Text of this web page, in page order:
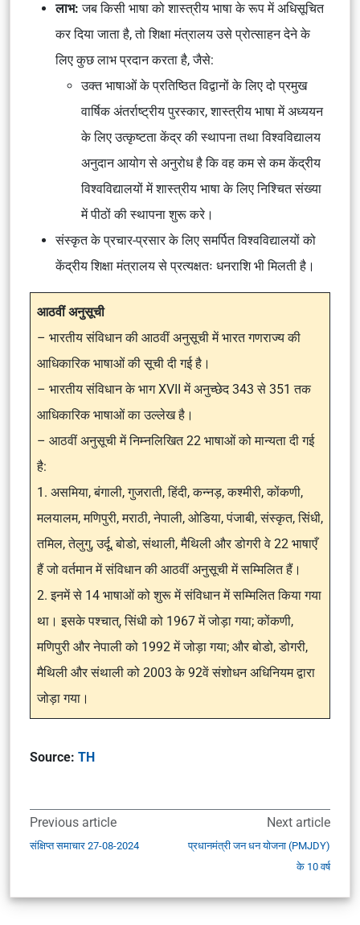
लाभ: जब किसी भाषा को शास्त्रीय भाषा के रूप में अधिसूचित
कर दिया जाता है, तो शिक्षा मंत्रालय उसे प्रोत्साहन देने के
लिए कुछ लाभ प्रदान करता है, जैसे:
उक्त भाषाओं के प्रतिष्ठित विद्वानों के लिए दो प्रमुख
वार्षिक अंतर्राष्ट्रीय पुरस्कार, शास्त्रीय भाषा में अध्ययन
के लिए उत्कृष्टता केंद्र की स्थापना तथा विश्वविद्यालय
अनुदान आयोग से अनुरोध है कि वह कम से कम केंद्रीय
विश्वविद्यालयों में शास्त्रीय भाषा के लिए निश्चित संख्या
में पीठों की स्थापना शुरू करे।
संस्कृत के प्रचार-प्रसार के लिए समर्पित विश्वविद्यालयों को
केंद्रीय शिक्षा मंत्रालय से प्रत्यक्षतः धनराशि भी मिलती है।
आठवीं अनुसूची
– भारतीय संविधान की आठवीं अनुसूची में भारत गणराज्य की
आधिकारिक भाषाओं की सूची दी गई है।
– भारतीय संविधान के भाग XVII में अनुच्छेद 343 से 351 तक
आधिकारिक भाषाओं का उल्लेख है।
– आठवीं अनुसूची में निम्नलिखित 22 भाषाओं को मान्यता दी गई
है:
1. असमिया, बंगाली, गुजराती, हिंदी, कन्नड़, कश्मीरी, कोंकणी,
मलयालम, मणिपुरी, मराठी, नेपाली, ओडिया, पंजाबी, संस्कृत, सिंधी,
तमिल, तेलुगु, उर्दू, बोडो, संथाली, मैथिली और डोगरी वे 22 भाषाएँ
हैं जो वर्तमान में संविधान की आठवीं अनुसूची में सम्मिलित हैं।
2. इनमें से 14 भाषाओं को शुरू में संविधान में सम्मिलित किया गया
था। इसके पश्चात्, सिंधी को 1967 में जोड़ा गया; कोंकणी,
मणिपुरी और नेपाली को 1992 में जोड़ा गया; और बोडो, डोगरी,
मैथिली और संथाली को 2003 के 92वें संशोधन अधिनियम द्वारा
जोड़ा गया।
Source: TH
Previous article
संक्षिप्त समाचार 27-08-2024
Next article
प्रधानमंत्री जन धन योजना (PMJDY)
के 10 वर्ष